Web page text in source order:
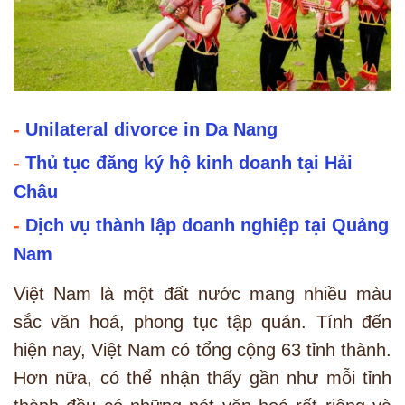
- Unilateral divorce in Da Nang
- Thủ tục đăng ký hộ kinh doanh tại Hải
Châu
- Dịch vụ thành lập doanh nghiệp tại Quảng
Nam
Việt Nam là một đất nước mang nhiều màu
sắc văn hoá, phong tục tập quán. Tính đến
hiện nay, Việt Nam có tổng cộng 63 tỉnh thành.
Hơn nữa, có thể nhận thấy gần như mỗi tỉnh